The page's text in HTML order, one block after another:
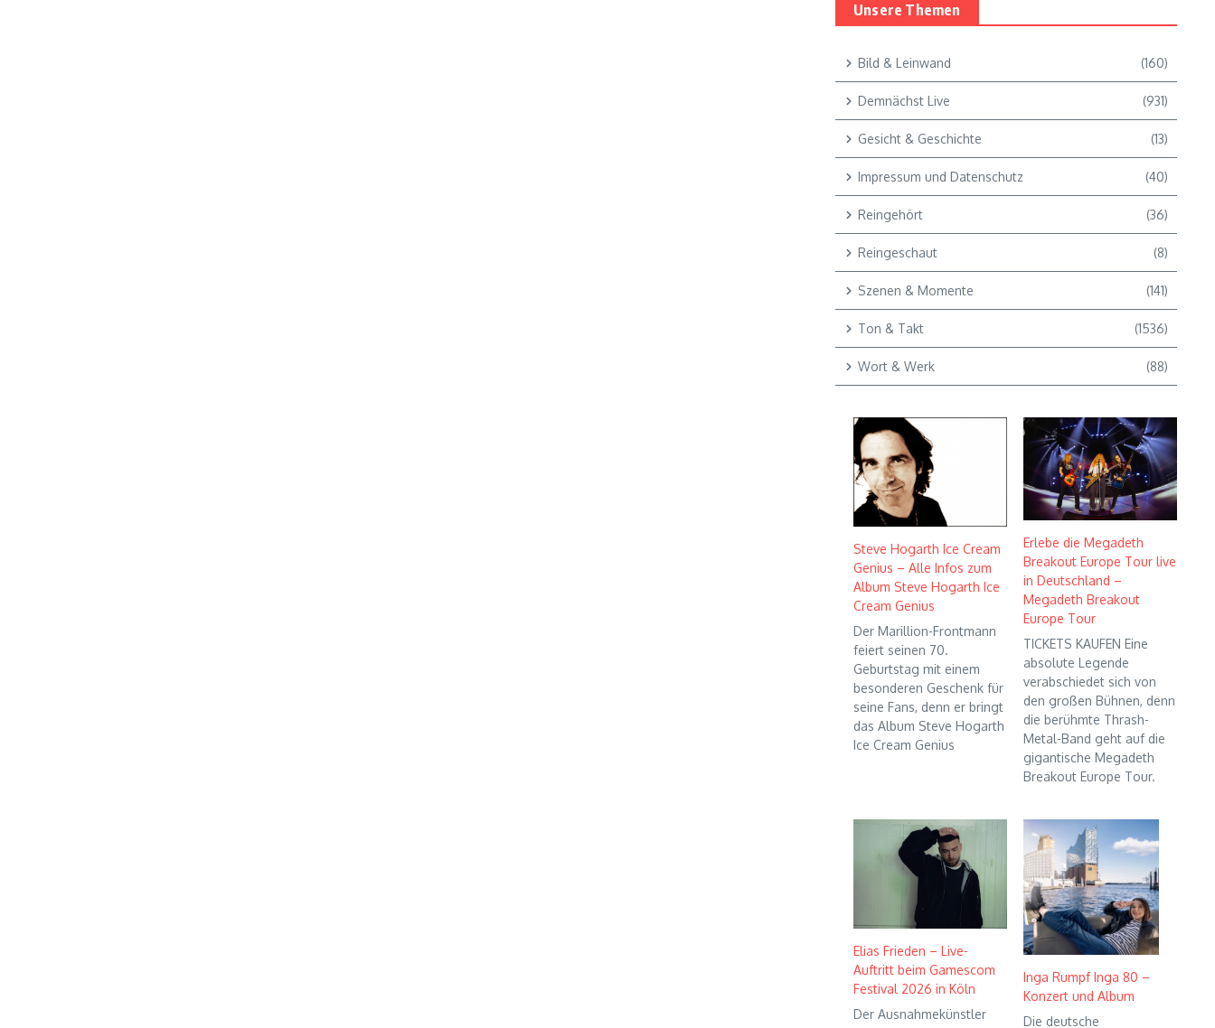
Unsere Themen
Bild & Leinwand (160)
Demnächst Live (931)
Gesicht & Geschichte (13)
Impressum und Datenschutz (40)
Reingehört (36)
Reingeschaut (8)
Szenen & Momente (141)
Ton & Takt (1536)
Wort & Werk (88)
Steve Hogarth Ice Cream
Genius – Alle Infos zum
Album Steve Hogarth Ice
Cream Genius
Der Marillion-Frontmann
feiert seinen 70.
Geburtstag mit einem
besonderen Geschenk für
seine Fans, denn er bringt
das Album Steve Hogarth
Ice Cream Genius
Erlebe die Megadeth
Breakout Europe Tour live
in Deutschland –
Megadeth Breakout
Europe Tour
TICKETS KAUFEN Eine
absolute Legende
verabschiedet sich von
den großen Bühnen, denn
die berühmte Thrash-
Metal-Band geht auf die
gigantische Megadeth
Breakout Europe Tour.
Elias Frieden – Live-
Auftritt beim Gamescom
Festival 2026 in Köln
Der Ausnahmekünstler
Inga Rumpf Inga 80 –
Konzert und Album
Die deutsche